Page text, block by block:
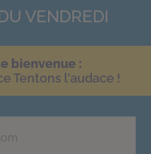
VENDREDI
bienvenue :
Tentons l'audace !